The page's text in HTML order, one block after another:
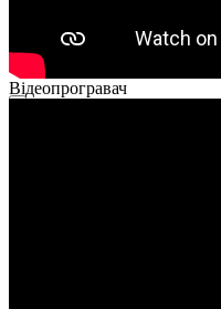
Відеопрогравач